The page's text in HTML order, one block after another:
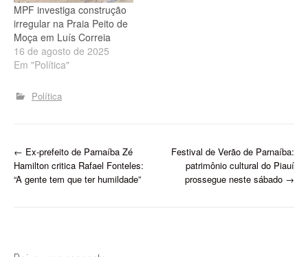
MPF investiga construção
irregular na Praia Peito de
Moça em Luís Correia
16 de agosto de 2025
Em "Política"
Política
P
o
← Ex-prefeito de Parnaíba Zé
Hamilton critica Rafael Fonteles:
“A gente tem que ter humildade”
Festival de Verão de Parnaíba:
patrimônio cultural do Piauí
prossegue neste sábado →